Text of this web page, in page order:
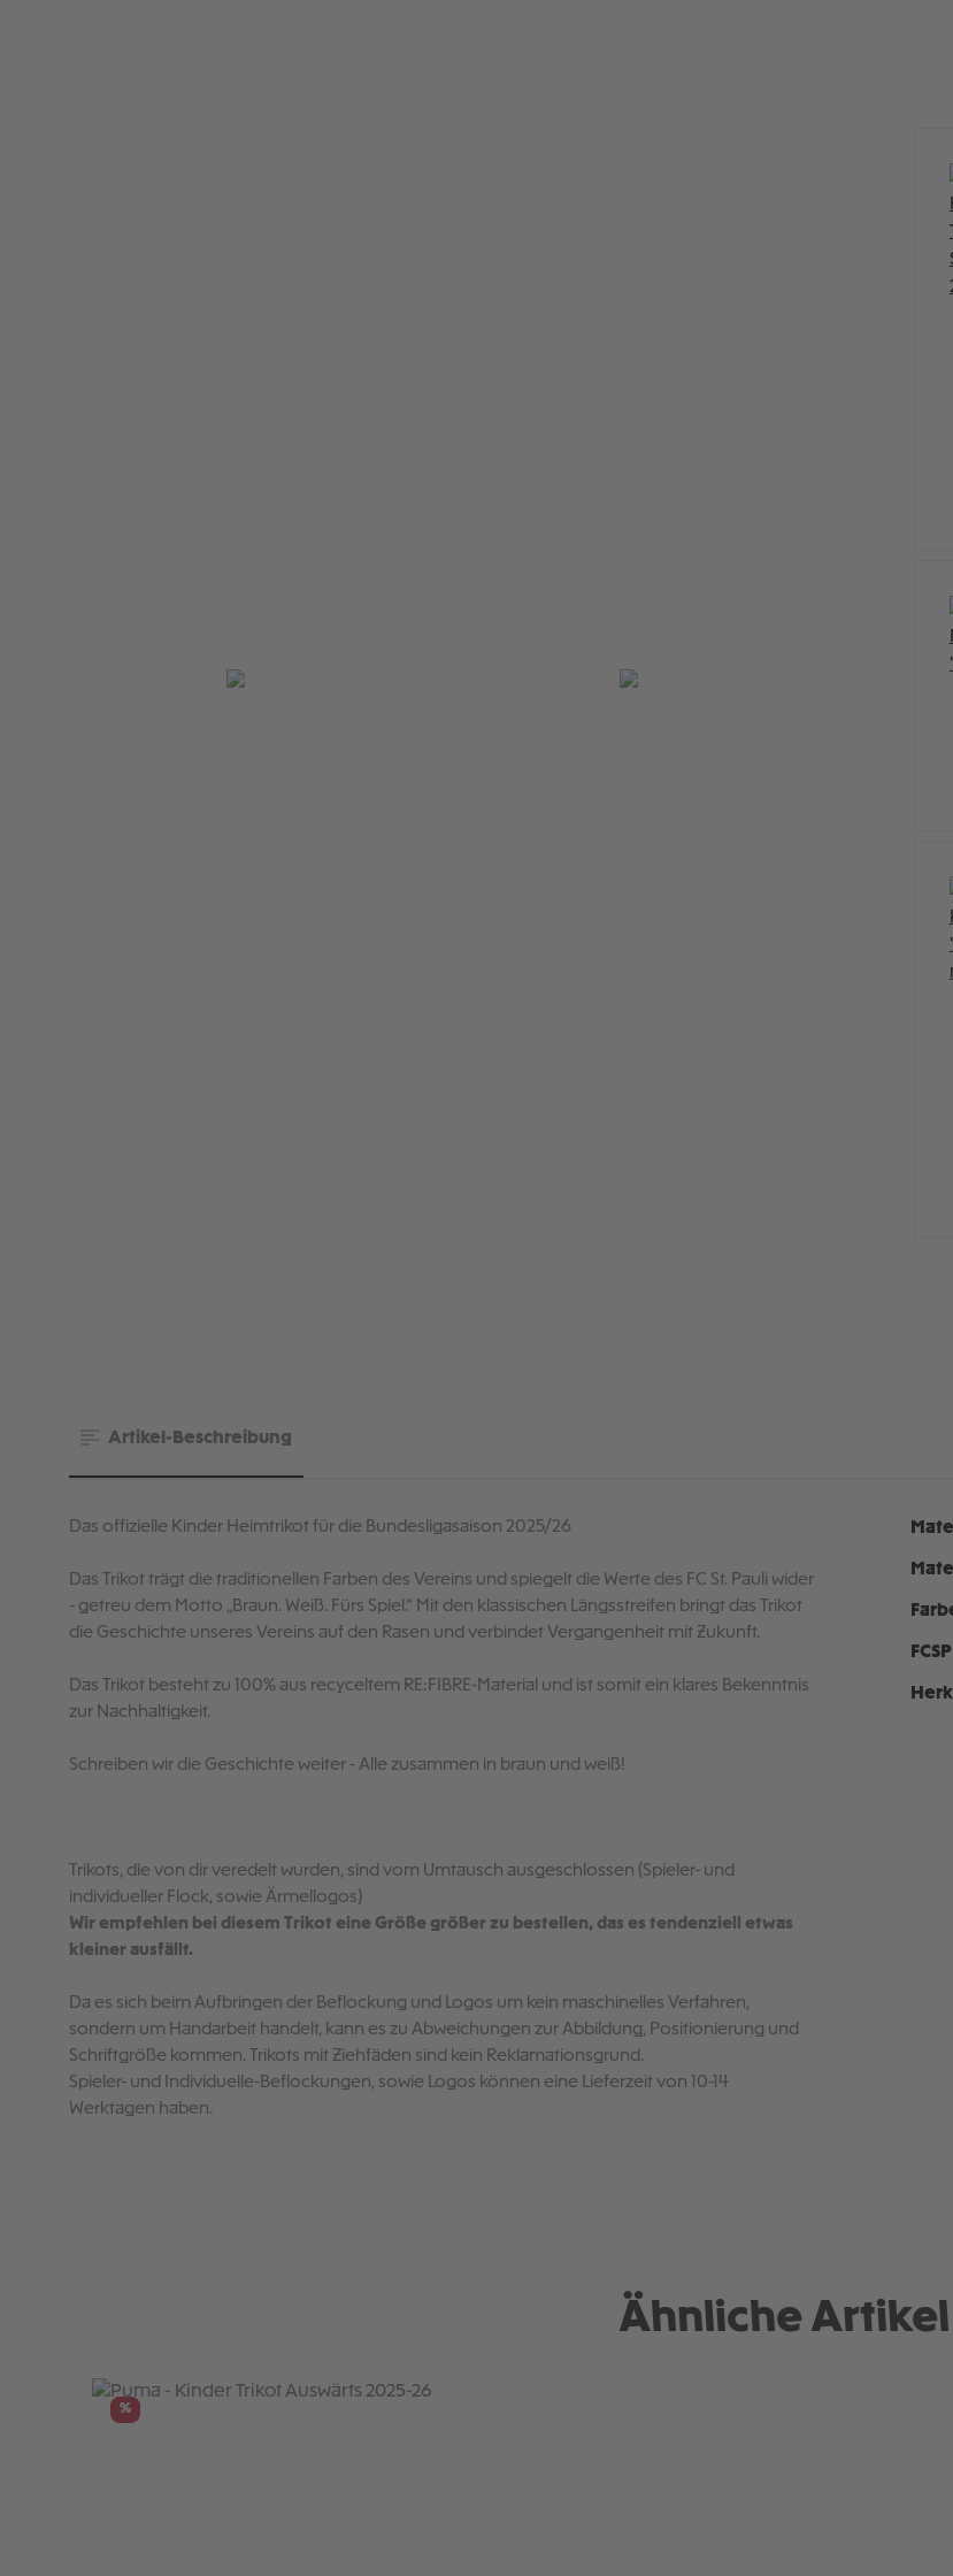
Artikel-Beschreibung
Das offizielle Kinder Heimtrikot für die Bundesligasaison 2025/26
Das Trikot trägt die traditionellen Farben des Vereins und spiegelt die Werte des FC St. Pauli wider
- getreu dem Motto „Braun. Weiß. Fürs Spiel.“ Mit den klassischen Längsstreifen bringt das Trikot
die Geschichte unseres Vereins auf den Rasen und verbindet Vergangenheit mit Zukunft.
Das Trikot besteht zu 100% aus recyceltem RE:FIBRE-Material und ist somit ein klares Bekenntnis
zur Nachhaltigkeit.
Schreiben wir die Geschichte weiter - Alle zusammen in braun und weiß!
Trikots, die von dir veredelt wurden, sind vom Umtausch ausgeschlossen (Spieler- und
individueller Flock, sowie Ärmellogos)
Wir empfehlen bei diesem Trikot eine Größe größer zu bestellen, das es tendenziell etwas
kleiner ausfällt.
Da es sich beim Aufbringen der Beflockung und Logos um kein maschinelles Verfahren,
sondern um Handarbeit handelt, kann es zu Abweichungen zur Abbildung, Positionierung und
Schriftgröße kommen. Trikots mit Ziehfäden sind kein Reklamationsgrund.
Spieler- und Individuelle-Beflockungen, sowie Logos können eine Lieferzeit von 10-14
Werktagen haben.
Ähnliche Artikel
Produktgalerie überspringen
%